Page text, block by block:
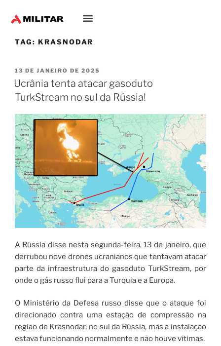
TAG: KRASNODAR
13 DE JANEIRO DE 2025
Ucrânia tenta atacar gasoduto
TurkStream no sul da Rússia!
A Rússia disse nesta segunda-feira, 13 de janeiro, que
derrubou nove drones ucranianos que tentavam atacar
parte da infraestrutura do gasoduto TurkStream, por
onde o gás russo flui para a Turquia e a Europa.
O Ministério da Defesa russo disse que o ataque foi
direcionado contra uma estação de compressão na
região de Krasnodar, no sul da Rússia, mas a instalação
estava funcionando normalmente e não houve vítimas.